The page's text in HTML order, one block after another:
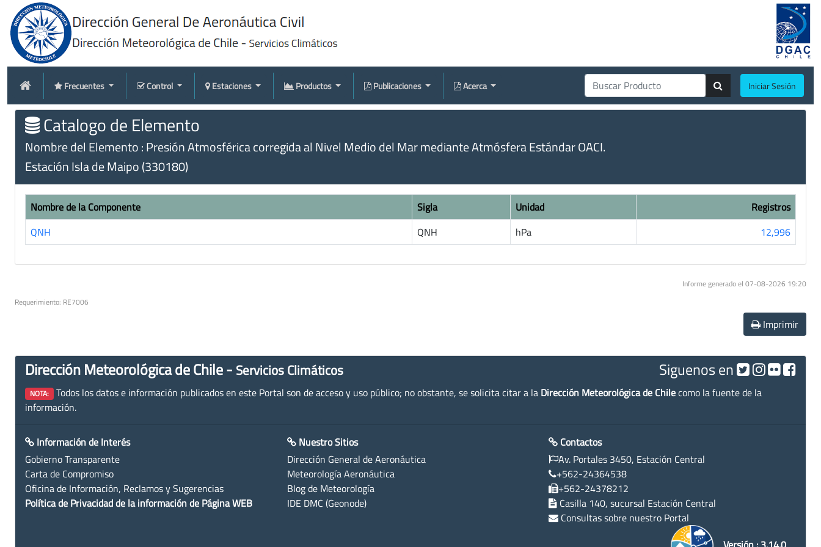
Frecuentes Control Estaciones Productos Publicaciones Acerca Iniciar Sesión
Catalogo de Elemento
Nombre del Elemento : Presión Atmosférica corregida al Nivel Medio del Mar mediante Atmósfera Estándar OACI.
Estación Isla de Maipo (330180)
Nombre de la Componente Sigla Unidad
Registros
QNH
QNH hPa 12,996
Informe generado el 07-08-2026 19:20
Requerimiento: RE7006
Imprimir
Dirección Meteorológica de Chile - Servicios Climáticos Siguenos en
NOTA: Todos los datos e información publicados en este Portal son de acceso y uso público; no obstante, se solicita citar a la Dirección Meteorológica de Chilecomo la fuente de la
información.
Información de Interés
Gobierno Transparente
Carta de Compromiso
Oficina de Información, Reclamos y Sugerencias
Política de Privacidad de la información de Página WEB
Nuestro Sitios
Dirección General de Aeronáutica
Meteorología Aeronáutica
Blog de Meteorología
IDE DMC (Geonode)
Contactos
Av. Portales 3450, Estación Central
+562-24364538
+562-24378212
Casilla 140, sucursal Estación Central
Consultas sobre nuestro Portal